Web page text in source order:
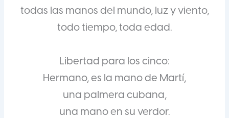
todas las manos del mundo, luz y viento,
todo tiempo, toda edad.
Libertad para los cinco:
Hermano, es la mano de Martí,
una palmera cubana,
una mano en su verdor.